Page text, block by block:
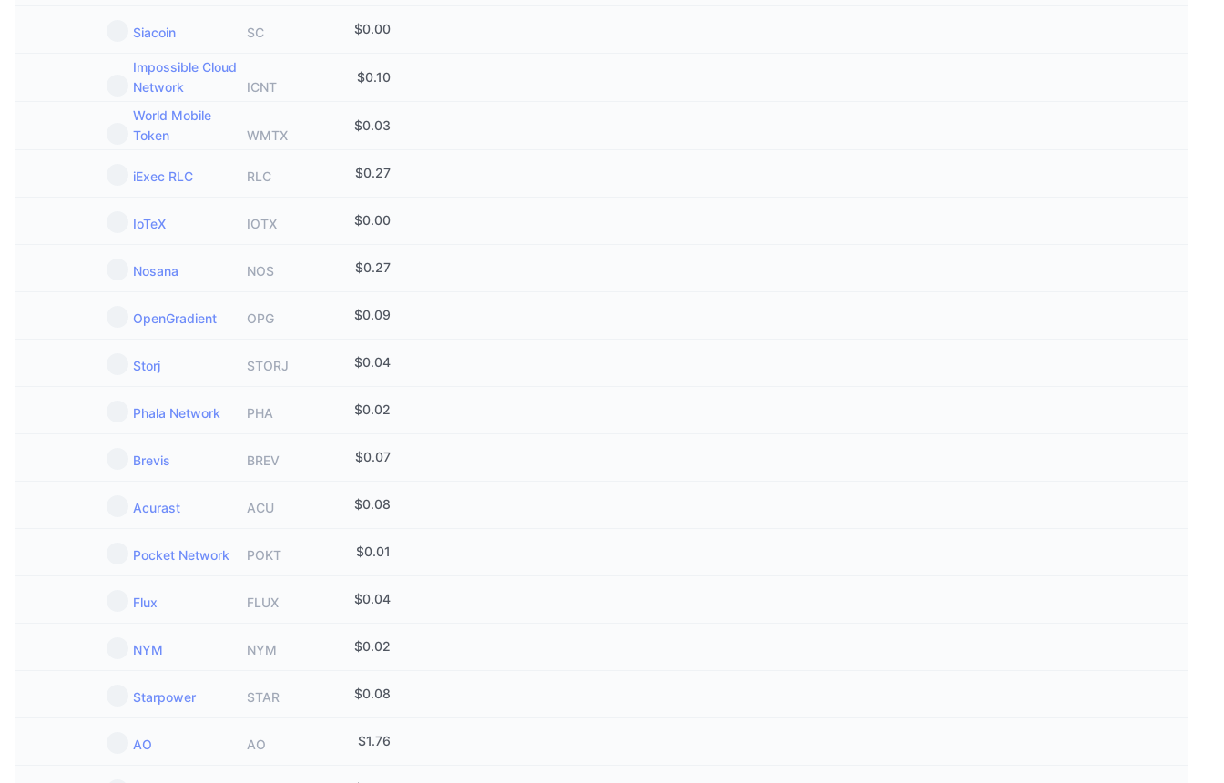
Siacoin SC $0.00
Impossible Cloud
Network
ICNT
$0.10
World Mobile
Token
WMTX
$0.03
iExec RLC RLC $0.27
IoTeX IOTX $0.00
Nosana NOS $0.27
OpenGradient OPG $0.09
Storj STORJ $0.04
Phala Network PHA $0.02
Brevis BREV $0.07
Acurast ACU $0.08
Pocket Network POKT $0.01
Flux FLUX $0.04
NYM NYM $0.02
Starpower STAR $0.08
AO AO $1.76